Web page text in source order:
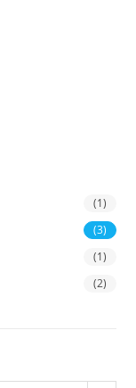
(1)
(3)
(1)
(2)